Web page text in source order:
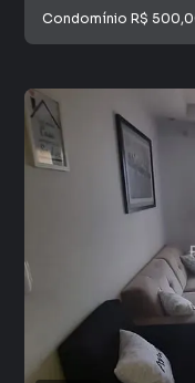
Condomínio R$